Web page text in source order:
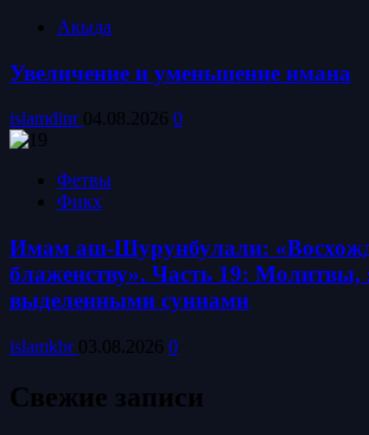
Акыда
Увеличение и уменьшение имана
islamdinr 04.08.2026 0
Фетвы
Фикх
Имам аш-Шурунбулали:
блаженству». Часть 19:
выделенными суннами
islamkbr 03.08.2026 0
Свежие записи